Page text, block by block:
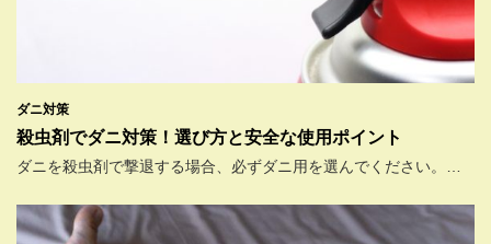
ダニ対策
殺虫剤でダニ対策！選び方と安全な使用ポイント
ダニを殺虫剤で撃退する場合、必ずダニ用を選んでください。…